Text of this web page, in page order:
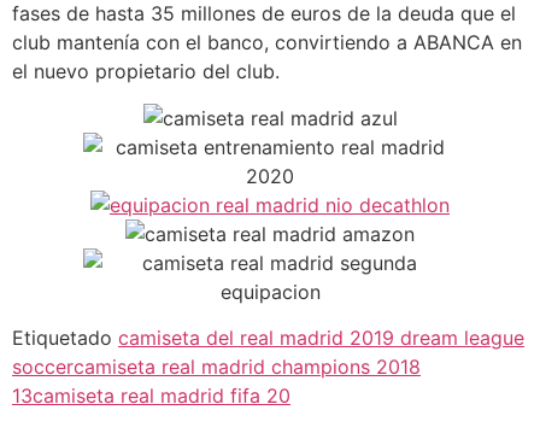
fases de hasta 35 millones de euros de la deuda que el
club mantenía con el banco, convirtiendo a ABANCA en
el nuevo propietario del club.
Etiquetado camiseta del real madrid 2019 dream league
soccercamiseta real madrid champions 2018
13camiseta real madrid fifa 20